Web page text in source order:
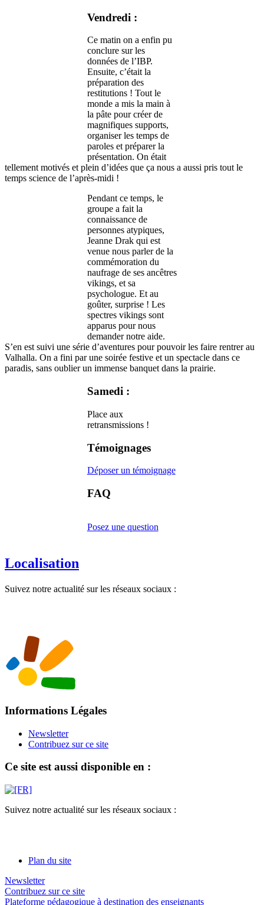
Vendredi :
Ce matin on a enfin pu
conclure sur les
données de l’IBP.
Ensuite, c’était la
préparation des
restitutions ! Tout le
monde a mis la main à
la pâte pour créer de
magnifiques supports,
organiser les temps de
paroles et préparer la
présentation. On était
tellement motivés et plein d’idées que ça nous a aussi pris tout le
temps science de l’après-midi !
Pendant ce temps, le
groupe a fait la
connaissance de
personnes atypiques,
Jeanne Drak qui est
venue nous parler de la
commémoration du
naufrage de ses ancêtres
vikings, et sa
psychologue. Et au
goûter, surprise ! Les
spectres vikings sont
apparus pour nous
demander notre aide.
S’en est suivi une série d’aventures pour pouvoir les faire rentrer au
Valhalla. On a fini par une soirée festive et un spectacle dans ce
paradis, sans oublier un immense banquet dans la prairie.
Samedi :
Place aux
retransmissions !
Témoignages
Déposer un témoignage
FAQ
Posez une question
Localisation
Suivez notre actualité sur les réseaux sociaux :
Informations Légales
Newsletter
Contribuez sur ce site
Ce site est aussi disponible en :
Suivez notre actualité sur les réseaux sociaux :
Plan du site
Newsletter
Contribuez sur ce site
Plateforme pédagogique à destination des enseignants